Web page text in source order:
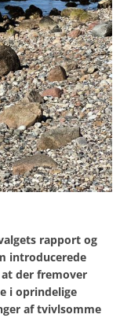
rapport og
introducerede
der fremover
i oprindelige
af tvivlsomme